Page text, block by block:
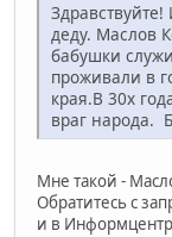
деду. Маслов
бабушки
проживали в
края.В 30х
враг народа.
Мне такой -
Обратитесь с
и в